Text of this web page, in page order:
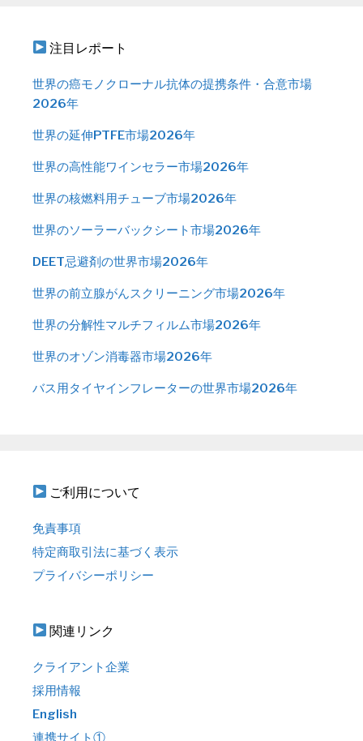
注目レポート
世界の癌モノクローナル抗体の提携条件・合意市場
2026年
世界の延伸PTFE市場2026年
世界の高性能ワインセラー市場2026年
世界の核燃料用チューブ市場2026年
世界のソーラーバックシート市場2026年
DEET忌避剤の世界市場2026年
世界の前立腺がんスクリーニング市場2026年
世界の分解性マルチフィルム市場2026年
世界のオゾン消毒器市場2026年
バス用タイヤインフレーターの世界市場2026年
ご利用について
免責事項
特定商取引法に基づく表示
プライバシーポリシー
関連リンク
クライアント企業
採用情報
English
連携サイト①